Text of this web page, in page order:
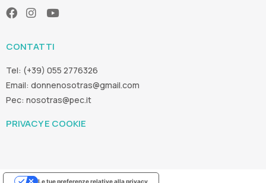
CONTATTI
Tel: (+39) 055 2776326
Email: donnenosotras@gmail.com
Pec: nosotras@pec.it
PRIVACY E COOKIE
Le tue preferenze relative alla privacy